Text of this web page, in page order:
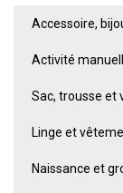
Accessoire,
Activité
Sac, trousse et
Linge et
Naissance et